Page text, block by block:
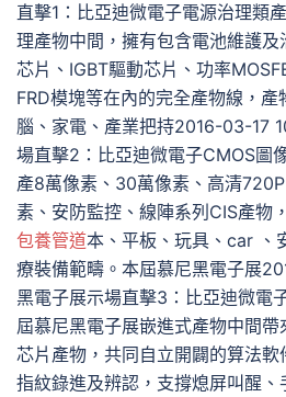
直擊1：比亞迪微電子電源治理類
理產物中間，擁有包含電池維護
芯片、IGBT驅動芯片、功率
FRD模塊等在內的完全產物線，
腦、家電、產業把持2016-03-17
場直擊2：比亞迪微電子CMOS圖
產8萬像素、30萬像素、高清
素、安防監控、線陣系列CIS產物
包養管道本、平板、玩具、car 、
療裝備範疇。本屆慕尼黑電子展
黑電子展示場直擊3：比亞迪微電
屆慕尼黑電子展嵌進式產物中間
芯片產物，共同自立開闢的算法軟
指紋錄進及辨認，支撐熄屏叫醒、